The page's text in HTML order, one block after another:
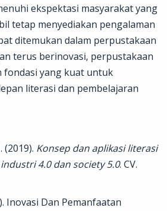
ekspektasi masyarakat yang
tetap menyediakan pengalaman
ditemukan dalam perpustakaan
terus berinovasi, perpustakaan
fondasi yang kuat untuk
literasi dan pembelajaran
(2019). Konsep dan aplikasi literasi
4.0 dan society 5.0. CV.
Inovasi Dan Pemanfaatan